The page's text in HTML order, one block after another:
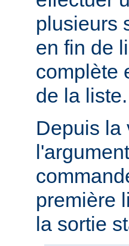
plusieurs
en fin de
complète
de la liste.
Depuis la
première
la sortie